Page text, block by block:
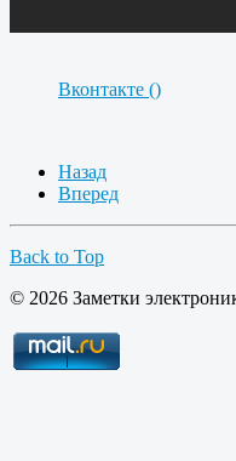
Вконтакте ()
Назад
Вперед
Back to Top
© 2026 Заметки